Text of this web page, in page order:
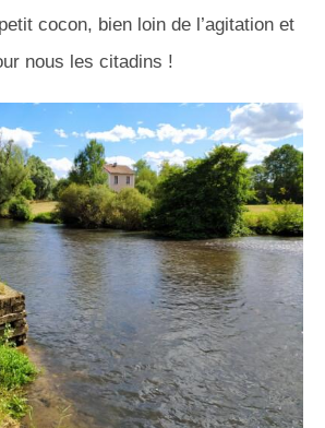
cocon, bien loin de l’agitation et
nous les citadins !